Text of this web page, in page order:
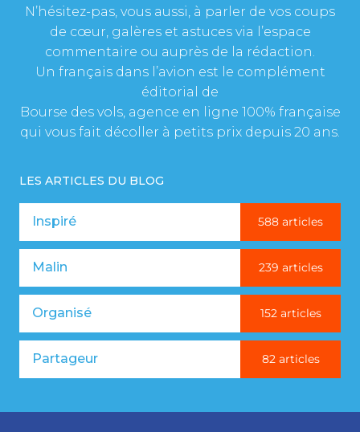
N’hésitez-pas, vous aussi, à parler de vos coups
de cœur, galères et astuces via l’espace
commentaire ou auprès de la rédaction.
Un français dans l’avion est le complément
éditorial de
Bourse des vols, agence en ligne 100% française
qui vous fait décoller à petits prix depuis 20 ans.
LES ARTICLES DU BLOG
Inspiré 588 articles
Malin 239 articles
Organisé 152 articles
Partageur 82 articles